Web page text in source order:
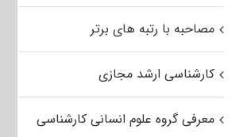
مصاحبه با رتبه های برتر
کارشناسی ارشد مجازی
معرفی گروه علوم انسانی کارشناسی